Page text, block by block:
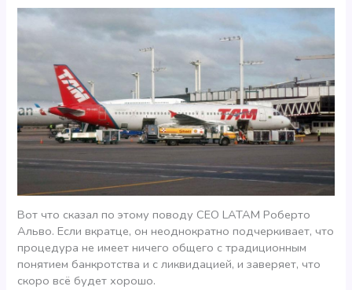
Вот что сказал по этому поводу CEO LATAM Роберто
Альво. Если вкратце, он неоднократно подчеркивает, что
процедура не имеет ничего общего с традиционным
понятием банкротства и с ликвидацией, и заверяет, что
скоро всё будет хорошо.